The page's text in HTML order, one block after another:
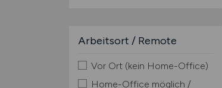
Arbeitsort / Remote
Vor Ort (kein Home-Office)
Home-Office möglich /